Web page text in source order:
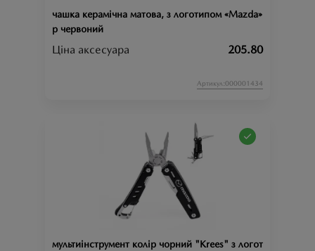
чашка керамічна матова, з логотипом «Mazda», к-
р червоний
Ціна аксесуара 205.80
Артикул:000001434
мультиінструмент колір чорний "Krees" з логотипом